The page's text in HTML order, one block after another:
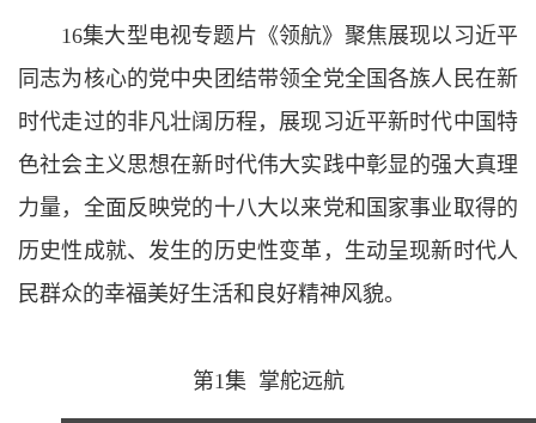
16集大型电视专题片《领航》聚焦展现以习近平
同志为核心的党中央团结带领全党全国各族人民在新
时代走过的非凡壮阔历程，展现习近平新时代中国特
色社会主义思想在新时代伟大实践中彰显的强大真理
力量，全面反映党的十八大以来党和国家事业取得的
历史性成就、发生的历史性变革，生动呈现新时代人
民群众的幸福美好生活和良好精神风貌。
第1集 掌舵远航